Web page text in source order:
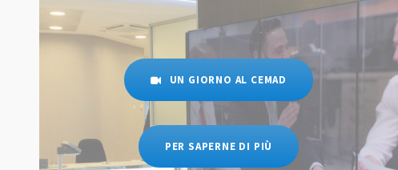
UN GIORNO AL CEMAD
PER SAPERNE DI PIÙ